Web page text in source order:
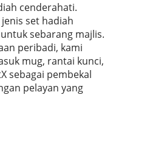
cenderahati.
set hadiah
sebarang majlis.
peribadi, kami
mug, rantai kunci,
sebagai pembekal
pelayan yang